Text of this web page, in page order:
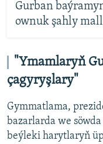
Gurban
ownuk şahly
"Ymamlaryň
çagyryşlary"
Gymmatlama,
bazarlarda we
beýleki harytlaryň